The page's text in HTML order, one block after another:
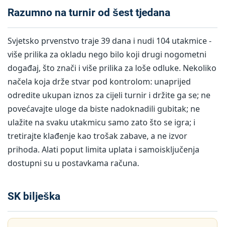
Razumno na turnir od šest tjedana
Svjetsko prvenstvo traje 39 dana i nudi 104 utakmice -
više prilika za okladu nego bilo koji drugi nogometni
događaj, što znači i više prilika za loše odluke. Nekoliko
načela koja drže stvar pod kontrolom: unaprijed
odredite ukupan iznos za cijeli turnir i držite ga se; ne
povećavajte uloge da biste nadoknadili gubitak; ne
ulažite na svaku utakmicu samo zato što se igra; i
tretirajte klađenje kao trošak zabave, a ne izvor
prihoda. Alati poput limita uplata i samoisključenja
dostupni su u postavkama računa.
SK bilješka